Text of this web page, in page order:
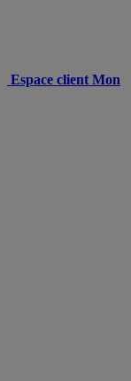
Espace client Mon